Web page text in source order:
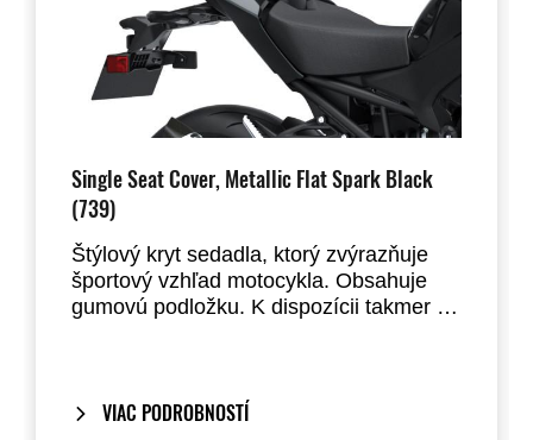
Single Seat Cover, Metallic Flat Spark Black
(739)
Štýlový kryt sedadla, ktorý zvýrazňuje
športový vzhľad motocykla. Obsahuje
gumovú podložku. K dispozícii takmer vo
Z900.VIAC PODROBNOSTÍ